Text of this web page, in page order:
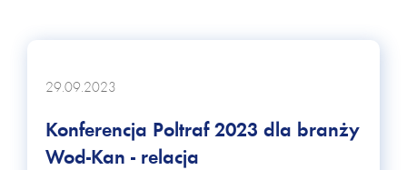
29.09.2023
Konferencja Poltraf 2023 dla branży
Wod-Kan - relacja